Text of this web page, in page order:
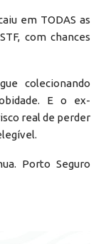
em TODAS as
com chances
colecionando
E o ex-
real de perder
Porto Seguro